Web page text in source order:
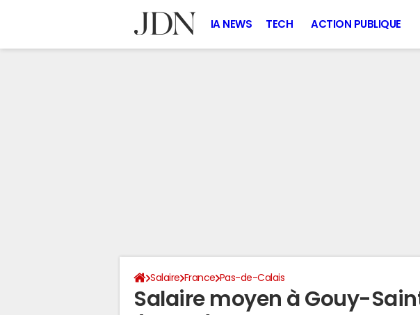
IA NEWS TECH ACTION PUBLIQUE
Salaire France Pas-de-Calais
Salaire moyen à Gouy-